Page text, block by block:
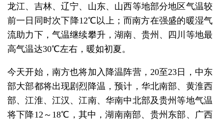
龙江、吉林、辽宁、山东、山西等地部分地区气温较
前一日同时次下降12℃以上；而南方在强盛的暖湿气
流助力下，气温继续攀升，湖南、贵州、四川等地最
高气温达30℃左右，暖如初夏。
今天开始，南方也将加入降温阵营，20至23日，中东
部大部都将出现剧烈降温，预计，华北南部、黄淮西
部、江淮、江汉、江南、华南中北部及贵州等地气温
将下降12～18℃，其中，湖南南部、贵州东部、广西